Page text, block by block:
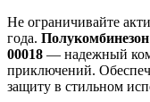
Не ограничивайте
года.
00018 — надежный
приключений.
защиту в стильном